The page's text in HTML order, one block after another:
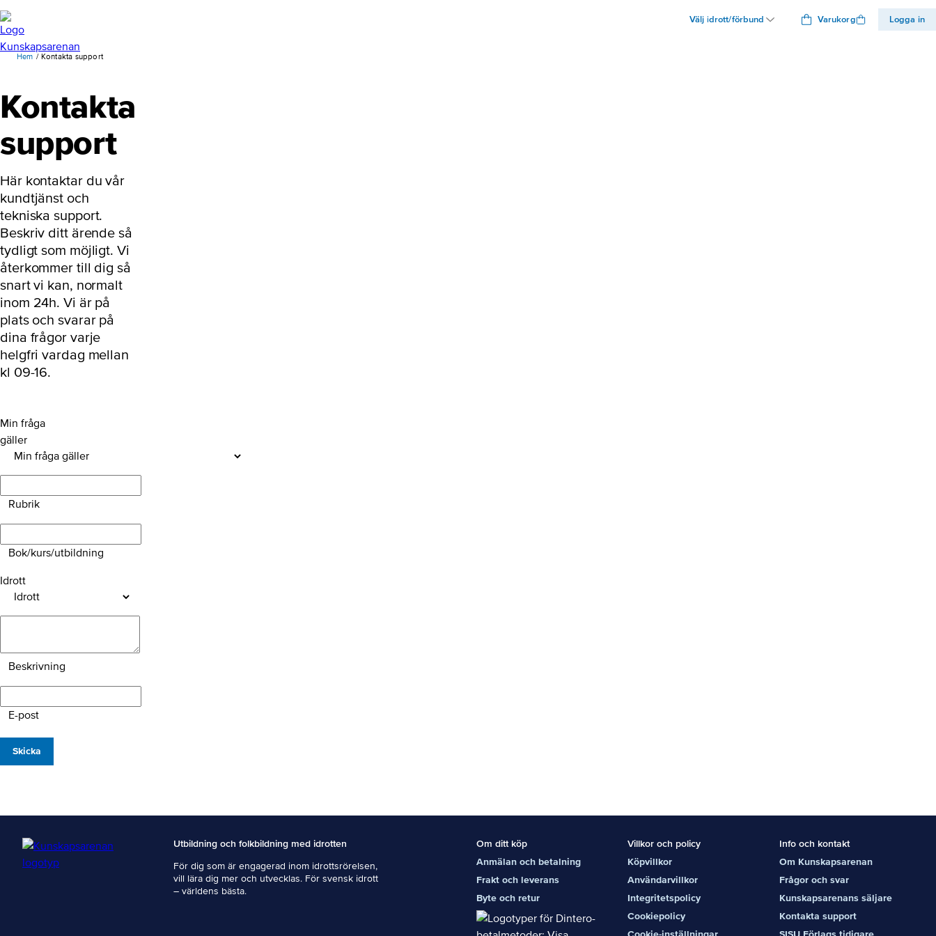
Välj idrott/förbund Varukorg Logga in
Hem Kontakta support
Kontakta
support
Här kontaktar du vår
kundtjänst och
tekniska support.
Beskriv ditt ärende så
tydligt som möjligt. Vi
återkommer till dig så
snart vi kan, normalt
inom 24h. Vi är på
plats och svarar på
dina frågor varje
helgfri vardag mellan
kl 09-16.
Min fråga
gäller
Rubrik
Bok/kurs/utbildning
Idrott
Beskrivning
E-post
Skicka
Utbildning och folkbildning med idrotten
För dig som är engagerad inom idrottsrörelsen,
vill lära dig mer och utvecklas. För svensk idrott
– världens bästa.
Om ditt köp
Anmälan och betalning
Frakt och leverans
Byte och retur
Villkor och policy
Köpvillkor
Användarvillkor
Integritetspolicy
Cookiepolicy
Info och kontakt
Om Kunskapsarenan
Frågor och svar
Kunskapsarenans säljare
Kontakta support